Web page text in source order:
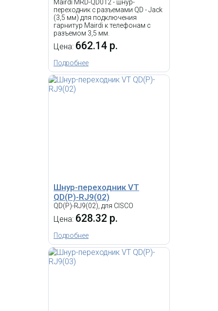
Mairdi MRD-QD012 - шнур-
переходник с разъемами QD - Jack
(3,5 мм) для подключения
гарнитур Mairdi к телефонам с
разъемом 3,5 мм.
Цена: 662.14 р.
Подробнее
Шнур-переходник VT
QD(P)-RJ9(02)
QD(P)-RJ9(02), для CISCO
Цена: 628.32 р.
Подробнее